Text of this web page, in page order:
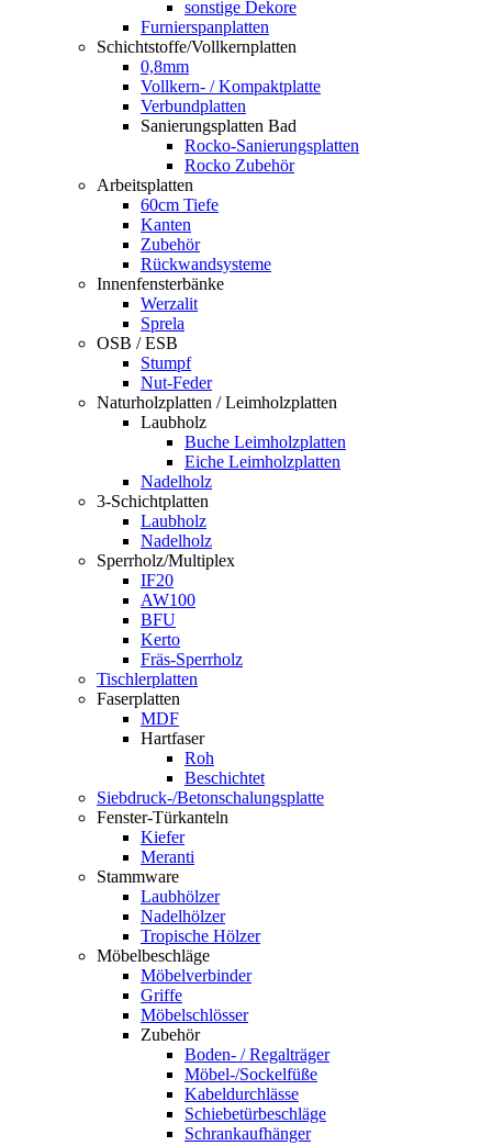
sonstige Dekore
Furnierspanplatten
Schichtstoffe/Vollkernplatten
0,8mm
Vollkern- / Kompaktplatte
Verbundplatten
Sanierungsplatten Bad
Rocko-Sanierungsplatten
Rocko Zubehör
Arbeitsplatten
60cm Tiefe
Kanten
Zubehör
Rückwandsysteme
Innenfensterbänke
Werzalit
Sprela
OSB / ESB
Stumpf
Nut-Feder
Naturholzplatten / Leimholzplatten
Laubholz
Buche Leimholzplatten
Eiche Leimholzplatten
Nadelholz
3-Schichtplatten
Laubholz
Nadelholz
Sperrholz/Multiplex
IF20
AW100
BFU
Kerto
Fräs-Sperrholz
Tischlerplatten
Faserplatten
MDF
Hartfaser
Roh
Beschichtet
Siebdruck-/Betonschalungsplatte
Fenster-Türkanteln
Kiefer
Meranti
Stammware
Laubhölzer
Nadelhölzer
Tropische Hölzer
Möbelbeschläge
Möbelverbinder
Griffe
Möbelschlösser
Zubehör
Boden- / Regalträger
Möbel-/Sockelfüße
Kabeldurchlässe
Schiebetürbeschläge
Schrankaufhänger